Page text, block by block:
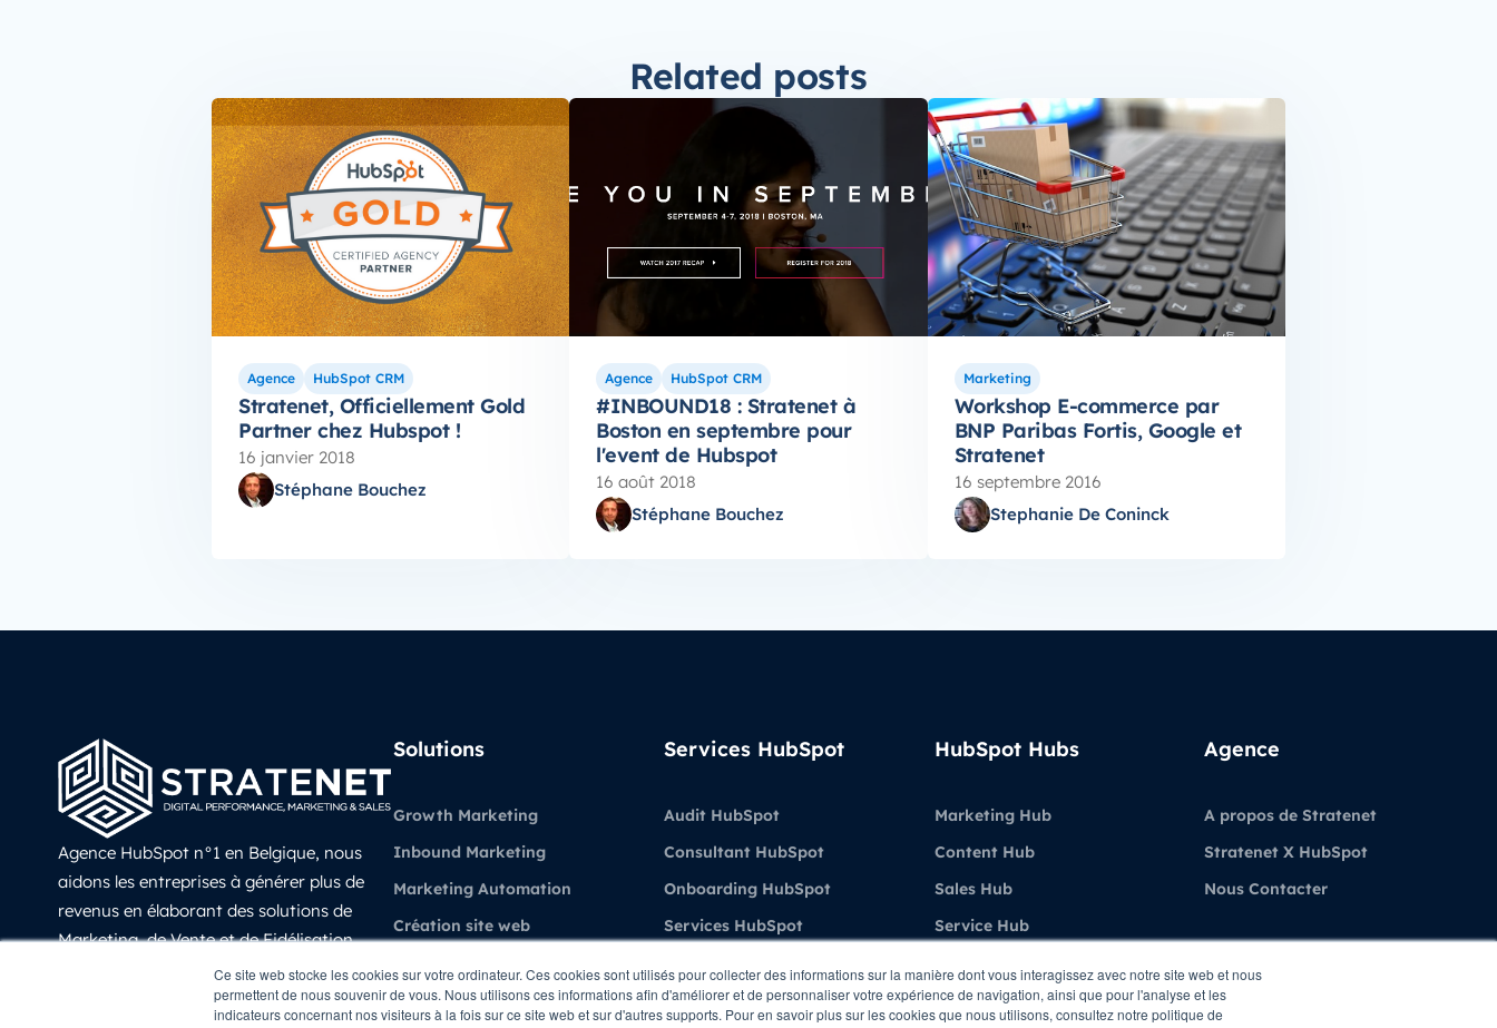
Ce site web stocke les cookies sur votre ordinateur. Ces cookies sont utilisés pour collecter des informations sur la manière dont vous interagissez avec notre site web et nous
permettent de nous souvenir de vous. Nous utilisons ces informations afin d'améliorer et de personnaliser votre expérience de navigation, ainsi que pour l'analyse et les
indicateurs concernant nos visiteurs à la fois sur ce site web et sur d'autres supports. Pour en savoir plus sur les cookies que nous utilisons, consultez notre politique de
Related posts
Agence HubSpot CRM
Stratenet, Officiellement Gold
Partner chez Hubspot !
16 janvier 2018
Stéphane Bouchez
Agence HubSpot CRM
#INBOUND18 : Stratenet à
Boston en septembre pour
l'event de Hubspot
16 août 2018
Stéphane Bouchez
Marketing
Workshop E-commerce par
BNP Paribas Fortis, Google et
Stratenet
16 septembre 2016
Stephanie De Coninck
Agence HubSpot n°1 en Belgique, nous
aidons les entreprises à générer plus de
revenus en élaborant des solutions de
Marketing, de Vente et de Fidélisation
prédictives, évolutives et mesurable avec
Solutions
Growth Marketing
Inbound Marketing
Marketing Automation
Création site web
Experience Client
Services HubSpot
Audit HubSpot
Consultant HubSpot
Onboarding HubSpot
Services HubSpot
HubSpot
HubSpot Hubs
Marketing Hub
Content Hub
Sales Hub
Service Hub
Agence
A propos de Stratenet
Stratenet X HubSpot
Nous Contacter